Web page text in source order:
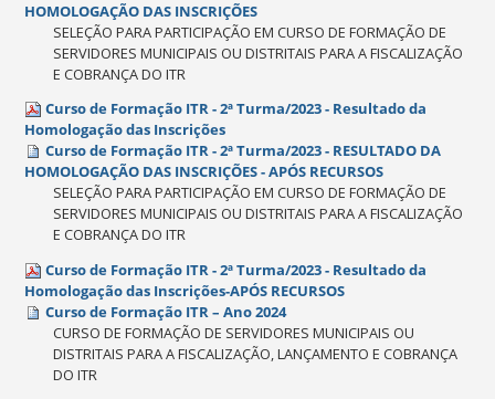
HOMOLOGAÇÃO DAS INSCRIÇÕES
SELEÇÃO PARA PARTICIPAÇÃO EM CURSO DE FORMAÇÃO DE
SERVIDORES MUNICIPAIS OU DISTRITAIS PARA A FISCALIZAÇÃO
E COBRANÇA DO ITR
Curso de Formação ITR - 2ª Turma/2023 - Resultado da
Homologação das Inscrições
Curso de Formação ITR - 2ª Turma/2023 - RESULTADO DA
HOMOLOGAÇÃO DAS INSCRIÇÕES - APÓS RECURSOS
SELEÇÃO PARA PARTICIPAÇÃO EM CURSO DE FORMAÇÃO DE
SERVIDORES MUNICIPAIS OU DISTRITAIS PARA A FISCALIZAÇÃO
E COBRANÇA DO ITR
Curso de Formação ITR - 2ª Turma/2023 - Resultado da
Homologação das Inscrições-APÓS RECURSOS
Curso de Formação ITR – Ano 2024
CURSO DE FORMAÇÃO DE SERVIDORES MUNICIPAIS OU
DISTRITAIS PARA A FISCALIZAÇÃO, LANÇAMENTO E COBRANÇA
DO ITR